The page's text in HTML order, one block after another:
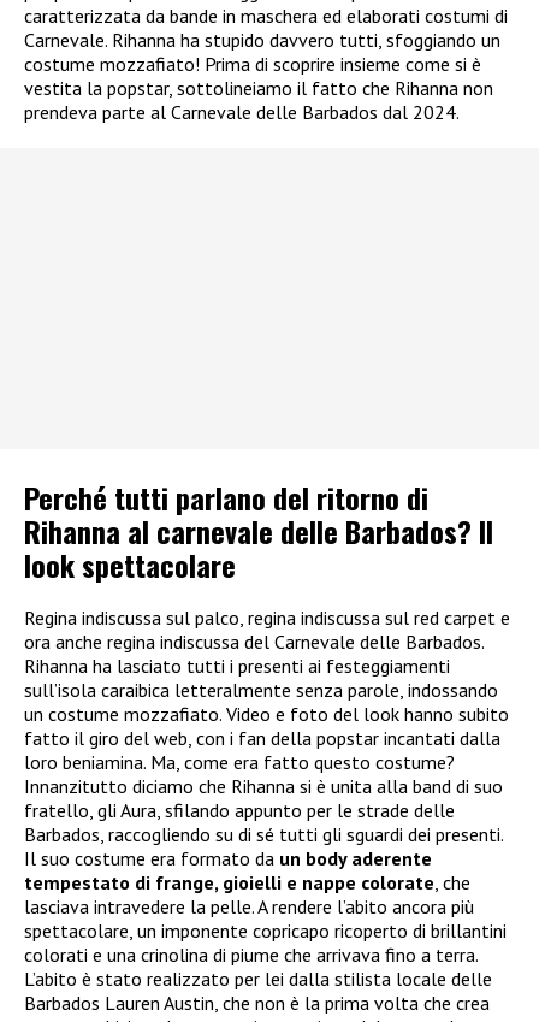
caratterizzata da bande in maschera ed elaborati costumi di
Carnevale. Rihanna ha stupido davvero tutti, sfoggiando un
costume mozzafiato! Prima di scoprire insieme come si è
vestita la popstar, sottolineiamo il fatto che Rihanna non
prendeva parte al Carnevale delle Barbados dal 2024.
Perché tutti parlano del ritorno di
Rihanna al carnevale delle Barbados? Il
look spettacolare
Regina indiscussa sul palco, regina indiscussa sul red carpet e
ora anche regina indiscussa del Carnevale delle Barbados.
Rihanna ha lasciato tutti i presenti ai festeggiamenti
sull’isola caraibica letteralmente senza parole, indossando
un costume mozzafiato. Video e foto del look hanno subito
fatto il giro del web, con i fan della popstar incantati dalla
loro beniamina. Ma, come era fatto questo costume?
Innanzitutto diciamo che Rihanna si è unita alla band di suo
fratello, gli Aura, sfilando appunto per le strade delle
Barbados, raccogliendo su di sé tutti gli sguardi dei presenti.
Il suo costume era formato da un body aderente
tempestato di frange, gioielli e nappe colorate , che
lasciava intravedere la pelle. A rendere l’abito ancora più
spettacolare, un imponente copricapo ricoperto di brillantini
colorati e una crinolina di piume che arrivava fino a terra.
L’abito è stato realizzato per lei dalla stilista locale delle
Barbados Lauren Austin, che non è la prima volta che crea